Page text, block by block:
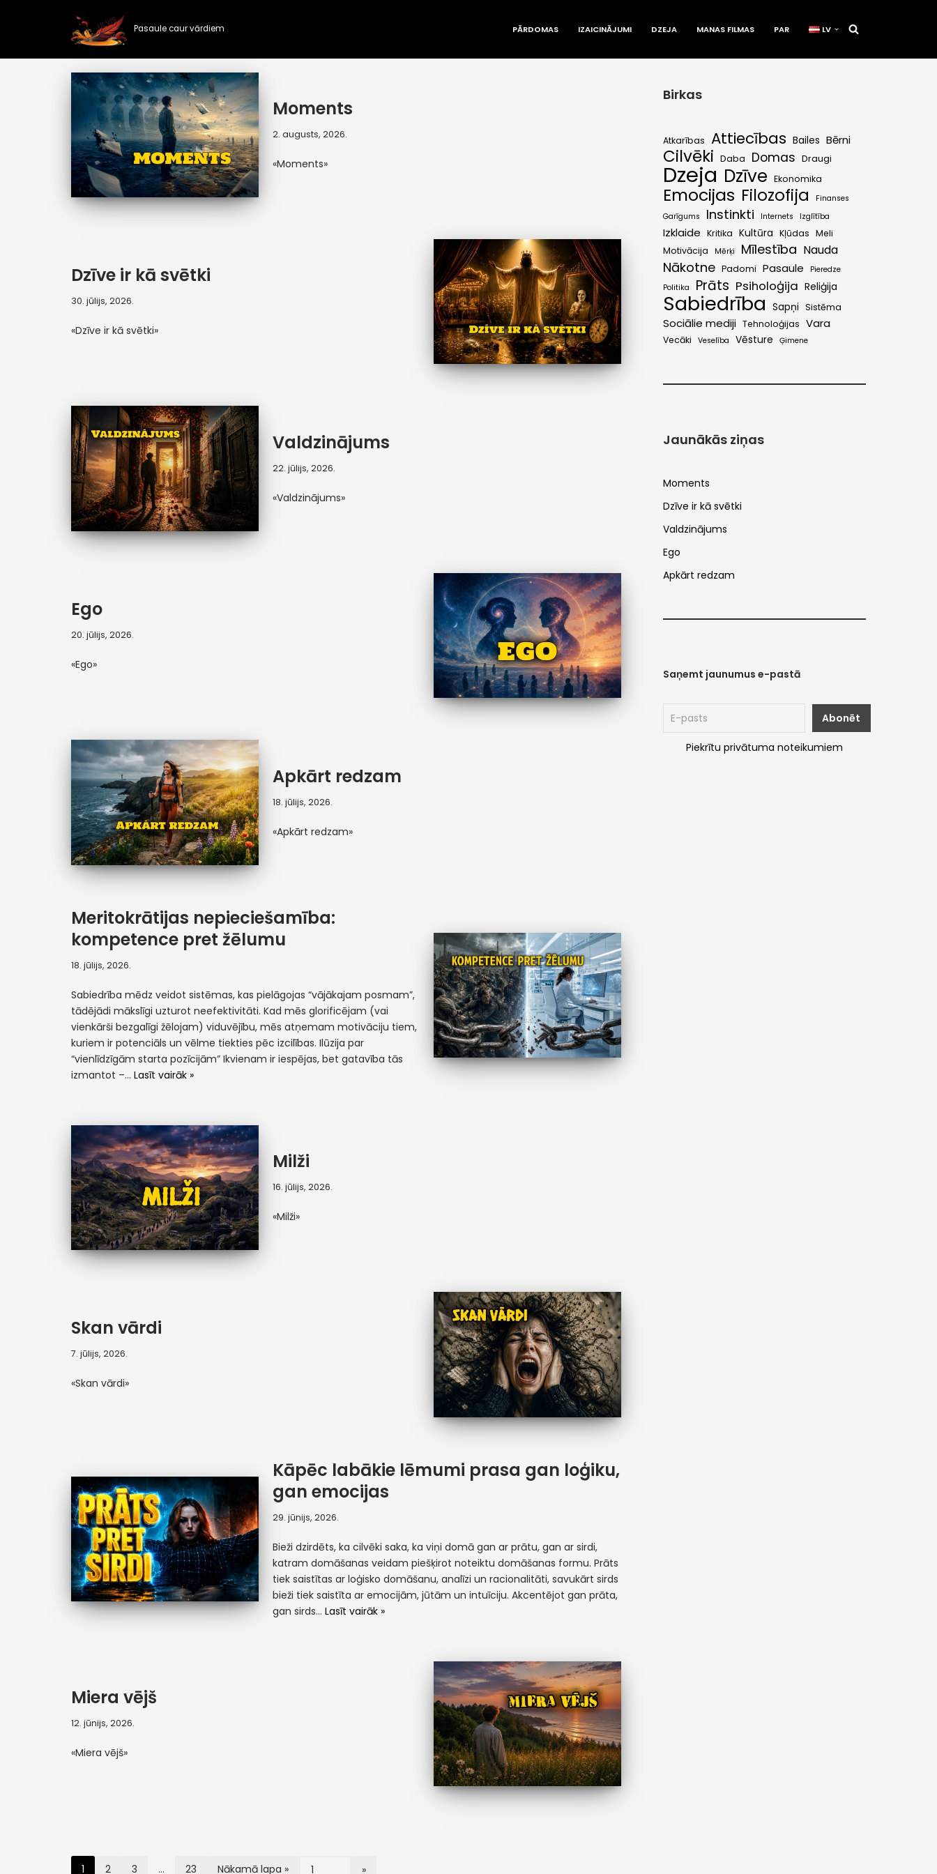
Pasaule caur vārdiem PĀRDOMAS IZAICINĀJUMI DZEJA MANAS FILMAS PAR LV
Moments
2. augusts, 2026.
«Moments»
Dzīve ir kā svētki
30. jūlijs, 2026.
«Dzīve ir kā svētki»
Valdzinājums
22. jūlijs, 2026.
«Valdzinājums»
Ego
20. jūlijs, 2026.
«Ego»
Apkārt redzam
18. jūlijs, 2026.
«Apkārt redzam»
Meritokrātijas nepieciešamība:
kompetence pret žēlumu
18. jūlijs, 2026.
Sabiedrība mēdz veidot sistēmas, kas pielāgojas “vājākajam posmam”,
tādējādi mākslīgi uzturot neefektivitāti. Kad mēs glorificējam (vai
vienkārši bezgalīgi žēlojam) viduvējību, mēs atņemam motivāciju tiem,
kuriem ir potenciāls un vēlme tiekties pēc izcilības. Ilūzija par
“vienlīdzīgām starta pozīcijām” Ikvienam ir iespējas, bet gatavība tās
izmantot –… Lasīt vairāk »
Milži
16. jūlijs, 2026.
«Milži»
Skan vārdi
7. jūlijs, 2026.
«Skan vārdi»
Kāpēc labākie lēmumi prasa gan loģiku,
gan emocijas
29. jūnijs, 2026.
Bieži dzirdēts, ka cilvēki saka, ka viņi domā gan ar prātu, gan ar sirdi,
katram domāšanas veidam piešķirot noteiktu domāšanas formu. Prāts
tiek saistītas ar loģisko domāšanu, analīzi un racionalitāti, savukārt sirds
bieži tiek saistīta ar emocijām, jūtām un intuīciju. Akcentējot gan prāta,
gan sirds…Lasīt vairāk »
Miera vējš
12. jūnijs, 2026.
«Miera vējš»
1 2 3 … 23 Nākamā lapa »
Birkas
Atkarības Attiecības Bailes Bērni
Cilvēki Daba Domas Draugi
Dzeja Dzīve Ekonomika
Emocijas Filozofija
Finanses
Garīgums
Instinkti Internets Izglītība
Izklaide Kritika Kultūra Kļūdas Meli
Motivācija
Mērķi Mīlestība Nauda
Nākotne Padomi Pasaule
Pieredze
Politika
Prāts Psiholoģija Reliģija
Sabiedrība Sapņi Sistēma
Sociālie mediji Tehnoloģijas Vara
Vecāki Veselība Vēsture Ģimene
Jaunākās ziņas
Moments
Dzīve ir kā svētki
Valdzinājums
Ego
Apkārt redzam
Saņemt jaunumus e-pastā
Piekrītu privātuma noteikumiem